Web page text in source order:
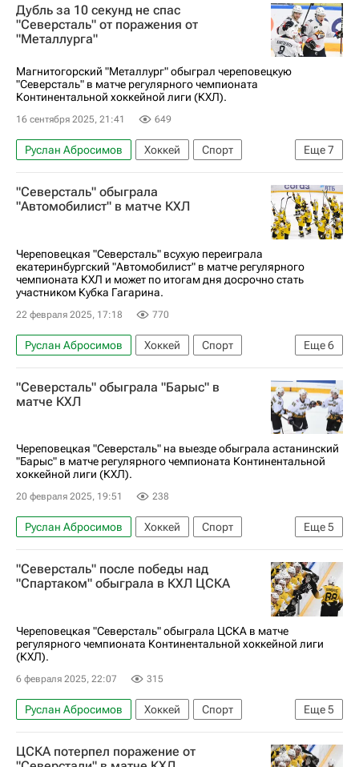
КХЛ 2025-2026
Иван Подшивалов
Дубль за 10 секунд не спас
"Северсталь" от поражения от
"Металлурга"
Магнитогорский "Металлург" обыграл череповецкую
"Северсталь" в матче регулярного чемпионата
Континентальной хоккейной лиги (КХЛ).
16 сентября 2025, 21:41 649
Еще7
Руслан Абросимов Хоккей
Спорт
Череповец
Казахстан
Михаил Федоров
Металлург (Магнитогорск)
Северсталь
"Северсталь" обыграла
"Автомобилист" в матче КХЛ
Череповецкая "Северсталь" всухую переиграла
екатеринбургский "Автомобилист" в матче регулярного
чемпионата КХЛ и может по итогам дня досрочно стать
участником Кубка Гагарина.
22 февраля 2025, 17:18 770
Еще6
Руслан Абросимов Хоккей
Спорт
Екатеринбург
Александр Самойлов
Северсталь
Автомобилист
"Северсталь" обыграла "Барыс" в
матче КХЛ
Череповецкая "Северсталь" на выезде обыграла астанинский
"Барыс" в матче регулярного чемпионата Континентальной
хоккейной лиги (КХЛ).
20 февраля 2025, 19:51 238
Еще5
Руслан Абросимов Хоккей
Спорт
Алексей Кручинин
Кирилл Пилипенко
Северсталь
Барыс КХЛ 2025-2026
"Северсталь" после победы над
"Спартаком" обыграла в КХЛ ЦСКА
Череповецкая "Северсталь" обыграла ЦСКА в матче
регулярного чемпионата Континентальной хоккейной лиги
(КХЛ).
6 февраля 2025, 22:07 315
Еще5
Руслан Абросимов Хоккей
Спорт
Николай Чебыкин
Михаил Котляревский
Северсталь
ХК Спартак (Москва)
ЦСКА потерпел поражение от